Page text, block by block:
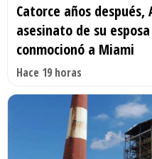
Catorce años
asesinato de su
conmocionó a Miami
Hace 19 horas